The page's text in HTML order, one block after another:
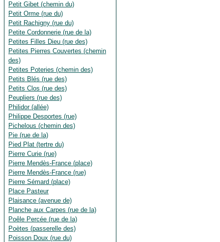
Petit Gibet (chemin du)
Petit Orme (rue du)
Petit Rachigny (rue du)
Petite Cordonnerie (rue de la)
Petites Filles Dieu (rue des)
Petites Pierres Couvertes (chemin
des)
Petites Poteries (chemin des)
Petits Blés (rue des)
Petits Clos (rue des)
Peupliers (rue des)
Philidor (allée)
Philippe Desportes (rue)
Pichelous (chemin des)
Pie (rue de la)
Pied Plat (tertre du)
Pierre Curie (rue)
Pierre Mendès-France (place)
Pierre Mendès-France (rue)
Pierre Sémard (place)
Place Pasteur
Plaisance (avenue de)
Planche aux Carpes (rue de la)
Poêle Percée (rue de la)
Poètes (passerelle des)
Poisson Doux (rue du)